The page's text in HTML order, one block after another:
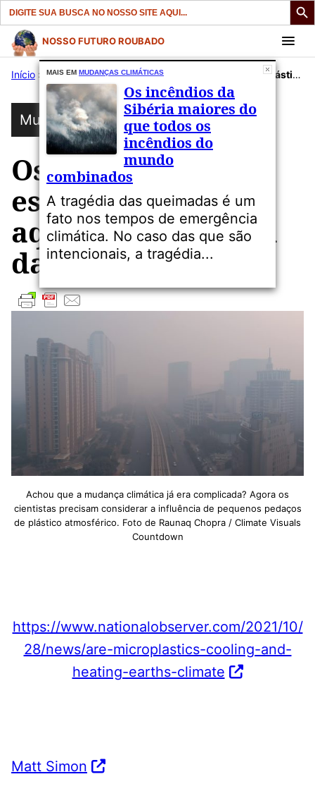
Search
for:
Pular
para
conteúdo
NOSSO FUTURO ROUBADO
Início » Publicações»Mudanças Climáticas Os microplásticos estão resfriando e aquecendo o clima da Terra?
Mudanças Climáticas
Os microplásticos
estão resfriando e
aquecendo o clima
da Terra?
Achou que a mudança climática já era complicada? Agora os
cientistas precisam considerar a influência de pequenos pedaços
de plástico atmosférico. Foto de Raunaq Chopra / Climate Visuals
Countdown
https://www.nationalobserver.com/2021/10/
28/news/are-microplastics-cooling-and-
heating-earths-climate
Matt Simon
MAIS EM MUDANÇAS CLIMÁTICAS
Os incêndios da
Sibéria maiores do
que todos os
incêndios do
mundo
combinados
A tragédia das queimadas é um
fato nos tempos de emergência
climática. No caso das que são
intencionais, a tragédia...